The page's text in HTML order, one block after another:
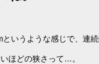
いうような感じで、連
ほどの狭さって…。